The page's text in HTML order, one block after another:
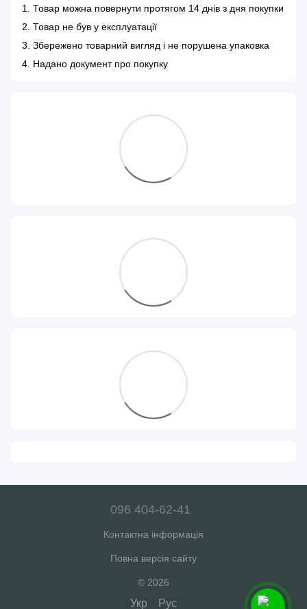
1. Товар можна повернути протягом 14 днів з дня покупки
2. Товар не був у експлуатації
3. Збережено товарний вигляд і не порушена упаковка
4. Надано документ про покупку
096 404-62-41
Контактна інформація
Повна версія сайту
© 2026
Укр Рус